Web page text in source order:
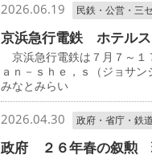
2026.06.19 民鉄・公営・三
京浜急行電鉄 ホテル
京浜急行電鉄は７月７～１
ａｎ－ｓｈｅ，ｓ（ジョサ
みなとみらい
2026.04.30 政府・省庁・鉄
政府 ２６年春の叙勲